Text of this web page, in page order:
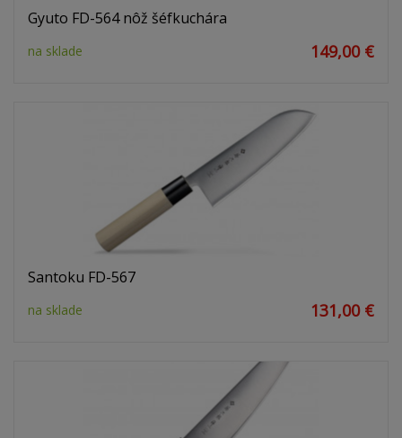
Gyuto FD-564 nôž šéfkuchára
na sklade 149,00 €
Santoku FD-567
na sklade 131,00 €